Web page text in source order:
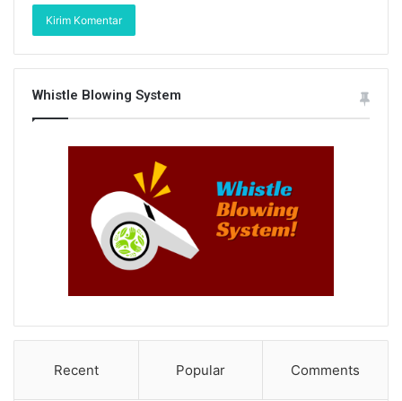
Whistle Blowing System
Recent Popular Comments